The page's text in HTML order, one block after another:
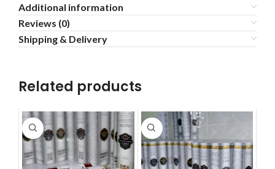
Additional information
Reviews (0)
Shipping & Delivery
Related products